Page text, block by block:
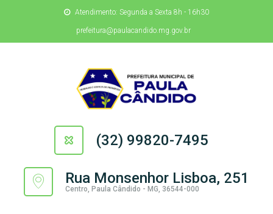
Atendimento: Segunda a Sexta 8h - 16h30
prefeitura@paulacandido.mg.gov.br
(32) 99820-7495
Rua Monsenhor Lisboa, 251
Centro, Paula Cândido - MG, 36544-000